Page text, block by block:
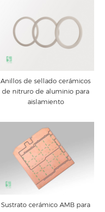
Anillos de sellado cerámicos
de nitruro de aluminio para
aislamiento
Sustrato cerámico AMB para